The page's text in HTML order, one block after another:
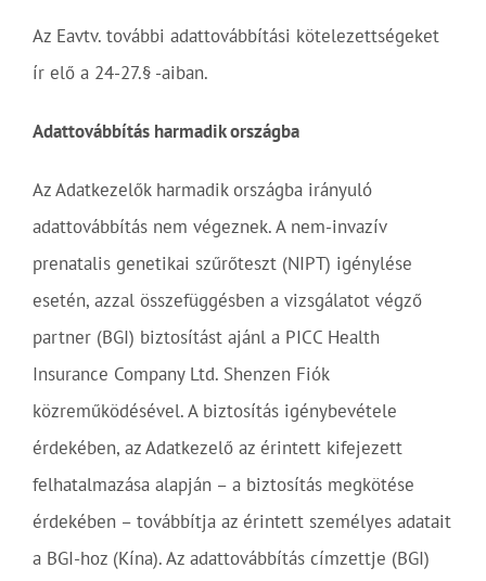
Az Eavtv. további adattovábbítási kötelezettségeket
ír elő a 24-27.§ -aiban.
Adattovábbítás harmadik országba
Az Adatkezelők harmadik országba irányuló
adattovábbítás nem végeznek. A nem-invazív
prenatalis genetikai szűrőteszt (NIPT) igénylése
esetén, azzal összefüggésben a vizsgálatot végző
partner (BGI) biztosítást ajánl a PICC Health
Insurance Company Ltd. Shenzen Fiók
közreműködésével. A biztosítás igénybevétele
érdekében, az Adatkezelő az érintett kifejezett
felhatalmazása alapján – a biztosítás megkötése
érdekében – továbbítja az érintett személyes adatait
a BGI-hoz (Kína). Az adattovábbítás címzettje (BGI)